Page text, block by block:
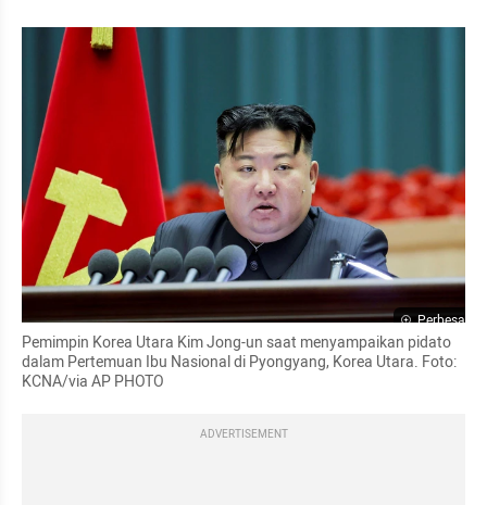
Perbesar
Pemimpin Korea Utara Kim Jong-un saat menyampaikan pidato
dalam Pertemuan Ibu Nasional di Pyongyang, Korea Utara. Foto:
KCNA/via AP PHOTO
ADVERTISEMENT